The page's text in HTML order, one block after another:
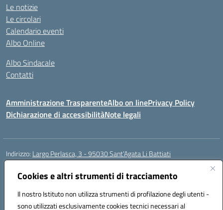
Cookies e altri strumenti di tracciamento
Il nostro Istituto non utilizza strumenti di profilazione degli utenti -
sono utilizzati esclusivamente cookies tecnici necessari al
Le notizie
Le circolari
Calendario eventi
Albo Online
Albo Sindacale
Contatti
Amministrazione TrasparenteAlbo on linePrivacy Policy
Dichiarazione di accessibilitàNote legali
Indirizzo: Largo Perlasca, 3 - 95030 Sant’Agata Li Battiati
Centralino:095241747 - 095213583 Email:ctic8bl002@istruzione.it
Posta elettronica certificata (PEC):ctic8bl002@pec.istruzione.it
Codice fiscale: 93253680875
Codice meccanografico:CTIC8BL002